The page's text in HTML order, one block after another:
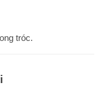
tróc.